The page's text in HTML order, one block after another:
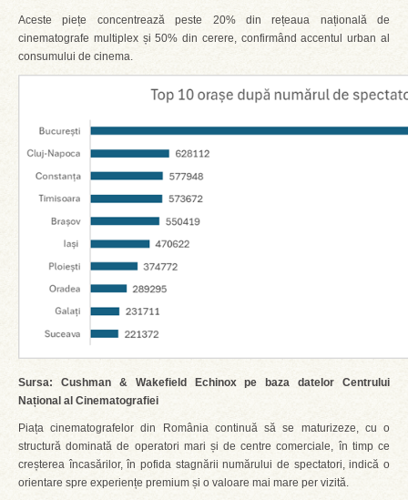
Aceste piețe concentrează peste 20% din rețeaua națională de
cinematografe multiplex și 50% din cerere, confirmând accentul urban al
consumului de cinema.
Sursa: Cushman & Wakefield Echinox pe baza datelor Centrului
Național al Cinematografiei
Piața cinematografelor din România continuă să se maturizeze, cu o
structură dominată de operatori mari și de centre comerciale, în timp ce
creșterea încasărilor, în pofida stagnării numărului de spectatori, indică o
orientare spre experiențe premium și o valoare mai mare per vizită.